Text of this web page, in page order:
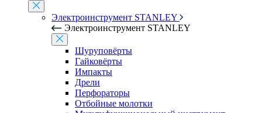
Электроинструмент STANLEY
Электроинструмент STANLEY
Шуруповёрты
Гайковёрты
Импакты
Дрели
Перфораторы
Отбойные молотки